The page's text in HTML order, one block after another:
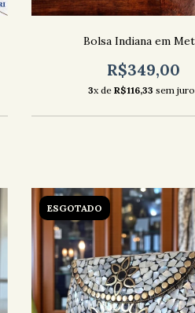
Bolsa Indiana em
R$349,00
3x de R$116,33 sem
ESGOTADO